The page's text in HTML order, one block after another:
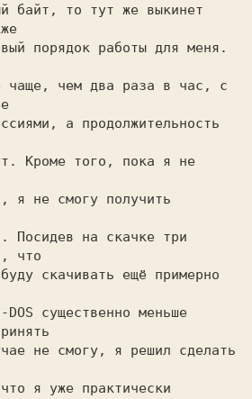
байт, то тут же выкинет
порядок работы для меня.
чаще, чем два раза в час, с
а продолжительность
Кроме того, пока я не
я не смогу получить
Посидев на скачке три
что
скачивать ещё примерно
существенно меньше
не смогу, я решил сделать
я уже практически